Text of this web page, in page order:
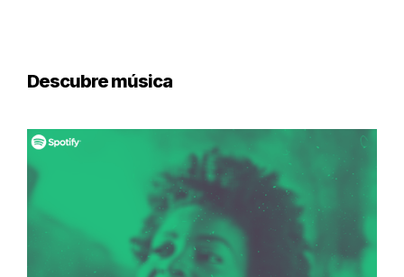
Descubre música